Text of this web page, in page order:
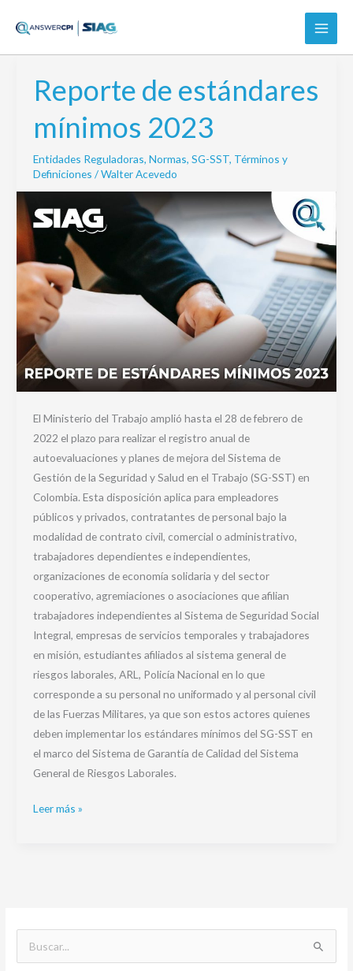
Reporte de estándares
mínimos 2023
Entidades Reguladoras, Normas, SG-SST, Términos y
Definiciones /Walter Acevedo
El Ministerio del Trabajo amplió hasta el 28 de febrero de
2022 el plazo para realizar el registro anual de
autoevaluaciones y planes de mejora del Sistema de
Gestión de la Seguridad y Salud en el Trabajo (SG-SST) en
Colombia. Esta disposición aplica para empleadores
públicos y privados, contratantes de personal bajo la
modalidad de contrato civil, comercial o administrativo,
trabajadores dependientes e independientes,
organizaciones de economía solidaria y del sector
cooperativo, agremiaciones o asociaciones que afilian
trabajadores independientes al Sistema de Seguridad Social
Integral, empresas de servicios temporales y trabajadores
en misión, estudiantes afiliados al sistema general de
riesgos laborales, ARL, Policía Nacional en lo que
corresponde a su personal no uniformado y al personal civil
de las Fuerzas Militares, ya que son estos actores quienes
deben implementar los estándares mínimos del SG-SST en
el marco del Sistema de Garantía de Calidad del Sistema
General de Riesgos Laborales.
Reporte
de
estándares
mínimos
2023
Leer más »